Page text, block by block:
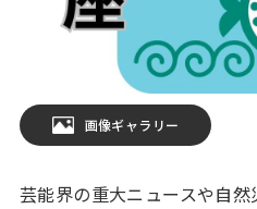
画像ギャラリー
芸能界の重大ニュースや自